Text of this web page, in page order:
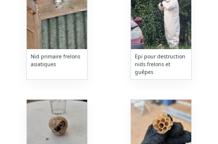
Nid primaire frelons
asiatiques
Epi pour destruction
nids frelons et
guêpes